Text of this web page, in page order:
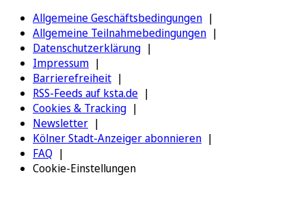
Allgemeine Geschäftsbedingungen
Allgemeine Teilnahmebedingungen
Datenschutzerklärung
Impressum
Barrierefreiheit
RSS-Feeds auf ksta.de
Cookies & Tracking
Newsletter
Kölner Stadt-Anzeiger abonnieren
FAQ
Cookie-Einstellungen